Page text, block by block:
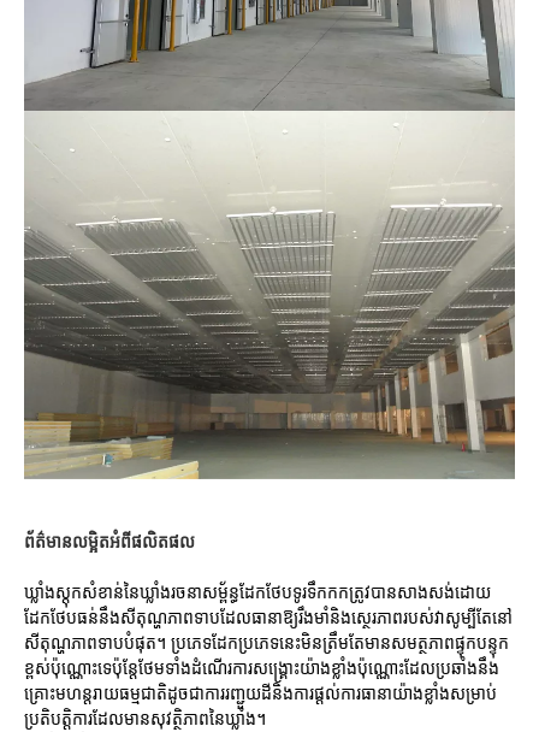
ព័ត៌មានលម្អិតអំពីផលិតផល
ឃ្លាំងស្តុកសំខាន់នៃឃ្លាំងរចនាសម្ព័ន្ធដែកថែបទូរទឹកកកត្រូវបានសាងសង់ដោយ
ដែកថែបធន់នឹងសីតុណ្ហភាពទាបដែលធានាឱ្យរឹងមាំនិងស្ថេរភាពរបស់វាសូម្បីតែនៅ
សីតុណ្ហភាពទាបបំផុត។ ប្រភេទដែកប្រភេទនេះមិនត្រឹមតែមានសមត្ថភាពផ្ទុកបន្ទុក
ខ្ពស់ប៉ុណ្ណោះទេប៉ុន្តែថែមទាំងដំណើរការសង្គ្រោះយ៉ាងខ្លាំងប៉ុណ្ណោះដែលប្រឆាំងនឹង
គ្រោះមហន្តរាយធម្មជាតិដូចជាការរញ្ជួយដីនិងការផ្តល់ការធានាយ៉ាងខ្លាំងសម្រាប់
ប្រតិបត្តិការដែលមានសុវត្ថិភាពនៃឃ្លាំង។